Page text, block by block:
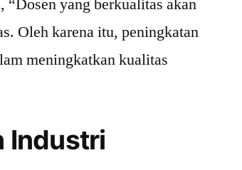
yang berkualitas akan
Oleh karena itu, peningkatan
meningkatkan kualitas
Industri